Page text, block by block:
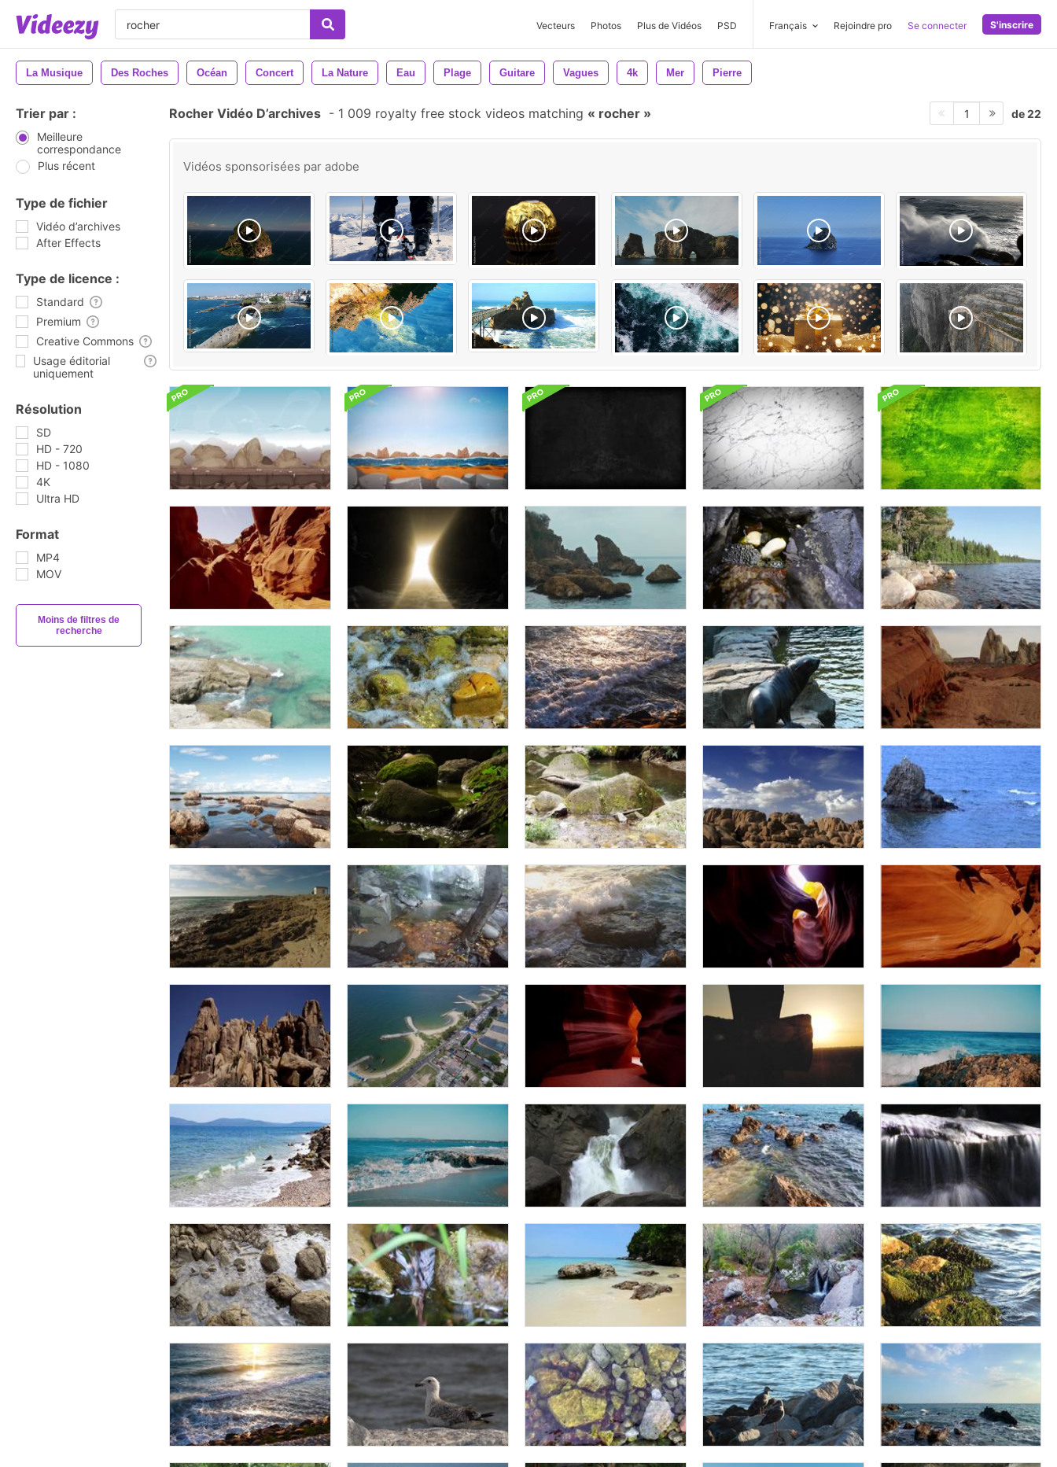
Vecteurs Photos Plus de Vidéos PSD Français Rejoindre pro Se connecter S'inscrire
La Musique Des Roches Océan Concert La Nature Eau Plage Guitare Vagues 4k Mer Pierre
Trier par :
Meilleure
correspondance
Plus récent
Type de fichier
Vidéo d’archives
After Effects
Type de licence :
Standard
Premium
Creative Commons
Usage éditorial
uniquement
Résolution
SD
HD - 720
HD - 1080
4K
Ultra HD
Format
MP4
MOV
Moins de filtres de
recherche
Rocher Vidéo D’archives - 1 009 royalty free stock videos matching rocher 1 de 22
Vidéos sponsorisées par adobe